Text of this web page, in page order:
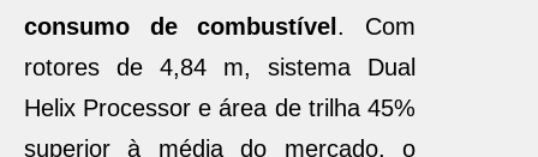
consumo de combustível . Com
rotores de 4,84 m, sistema Dual
Helix Processor e área de trilha 45%
superior à média do mercado, o